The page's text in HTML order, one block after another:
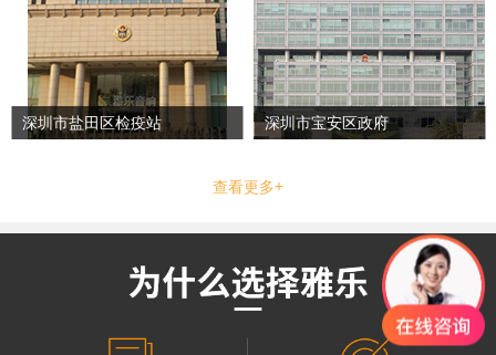
深圳市盐田区检疫站 深圳市宝安区政府
查看更多+